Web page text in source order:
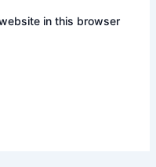
in this browser